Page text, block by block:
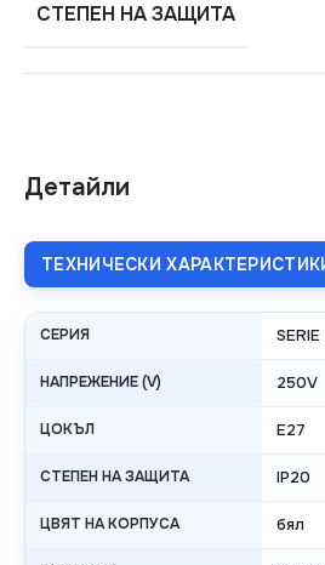
Детайли
ТЕХНИЧЕСКИ
СЕРИЯ
НАПРЕЖЕНИЕ (V) 250V
ЦОКЪЛ E27
СТЕПЕН НА ЗАЩИТА IP20
ЦВЯТ НА КОРПУСА бял
СТЕПЕН НА ЗАЩИТА